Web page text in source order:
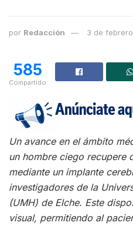
por Redacción 3 de
585
Compartido
Un avance en el ámbito
un hombre ciego recupere
mediante un implante
investigadores de la
(UMH) de Elche. Este
visual, permitiendo al